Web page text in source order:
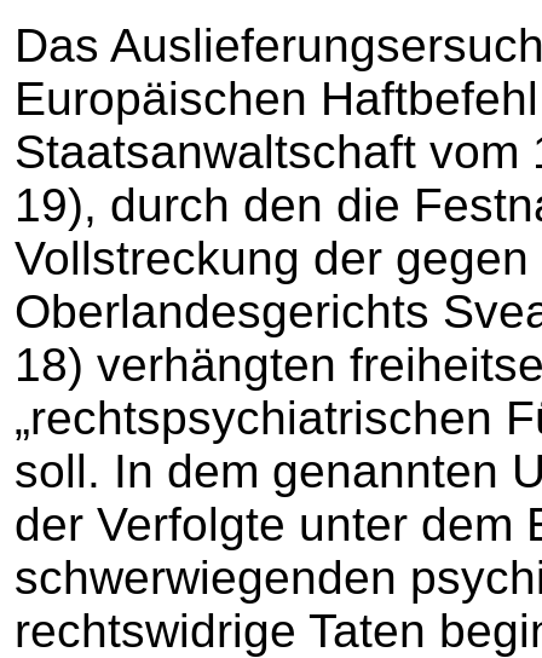
Das
Europäischen
Staatsanwaltschaft vom
19), durch den die
Vollstreckung der
Oberlandesgerichts
18) verhängten
„rechtspsychiatrischen
soll. In dem genannten
der Verfolgte unter dem
schwerwiegenden
rechtswidrige Taten